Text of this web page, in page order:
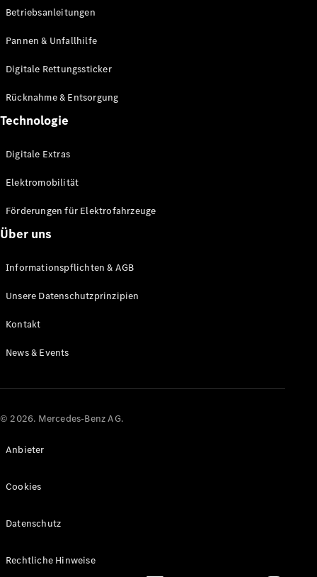
Alle
eSprinter
Kastenwagen
Fahrgestell
Pritschenwagen
Alle eVito
Kastenwagen
Elektrisch
Tourer
Betriebsanleitungen
Pannen & Unfallhilfe
Digitale Rettungssticker
Rücknahme & Entsorgung
Technologie
Digitale Extras
Elektromobilität
Förderungen für Elektrofahrzeuge
Über uns
Informationspflichten & AGB
Unsere Datenschutzprinzipien
Kontakt
News & Events
© 2026. Mercedes-Benz AG.
Anbieter
Cookies
Datenschutz
Rechtliche Hinweise